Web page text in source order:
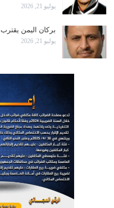
يوليو 21, 2026
بركان اليمن يقترب
يوليو 21, 2026